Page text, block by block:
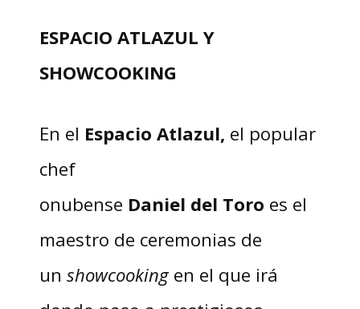
ESPACIO ATLAZUL Y
SHOWCOOKING
En el Espacio Atlazul, el popular
chef
onubense Daniel del Toro es el
maestro de ceremonias de
un showcookingen el que irá